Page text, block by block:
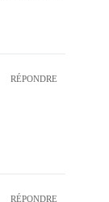
RÉPONDRE
RÉPONDRE